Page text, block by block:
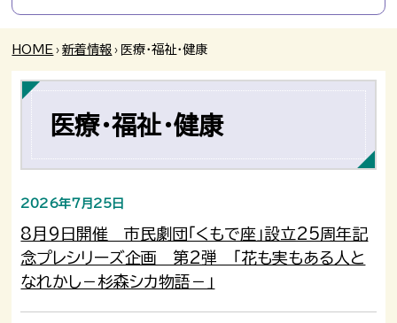
HOME › 新着情報 › 医療・福祉・健康
医療・福祉・健康
2026年7月25日
8月9日開催 市民劇団「くもで座」設立25周年記
念プレシリーズ企画 第2弾 「花も実もある人と
なれかし－杉森シカ物語－」